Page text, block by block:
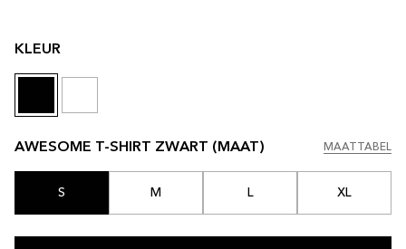
KLEUR
AWESOME T-SHIRT ZWART (MAAT)
MAATTABEL
S M L XL